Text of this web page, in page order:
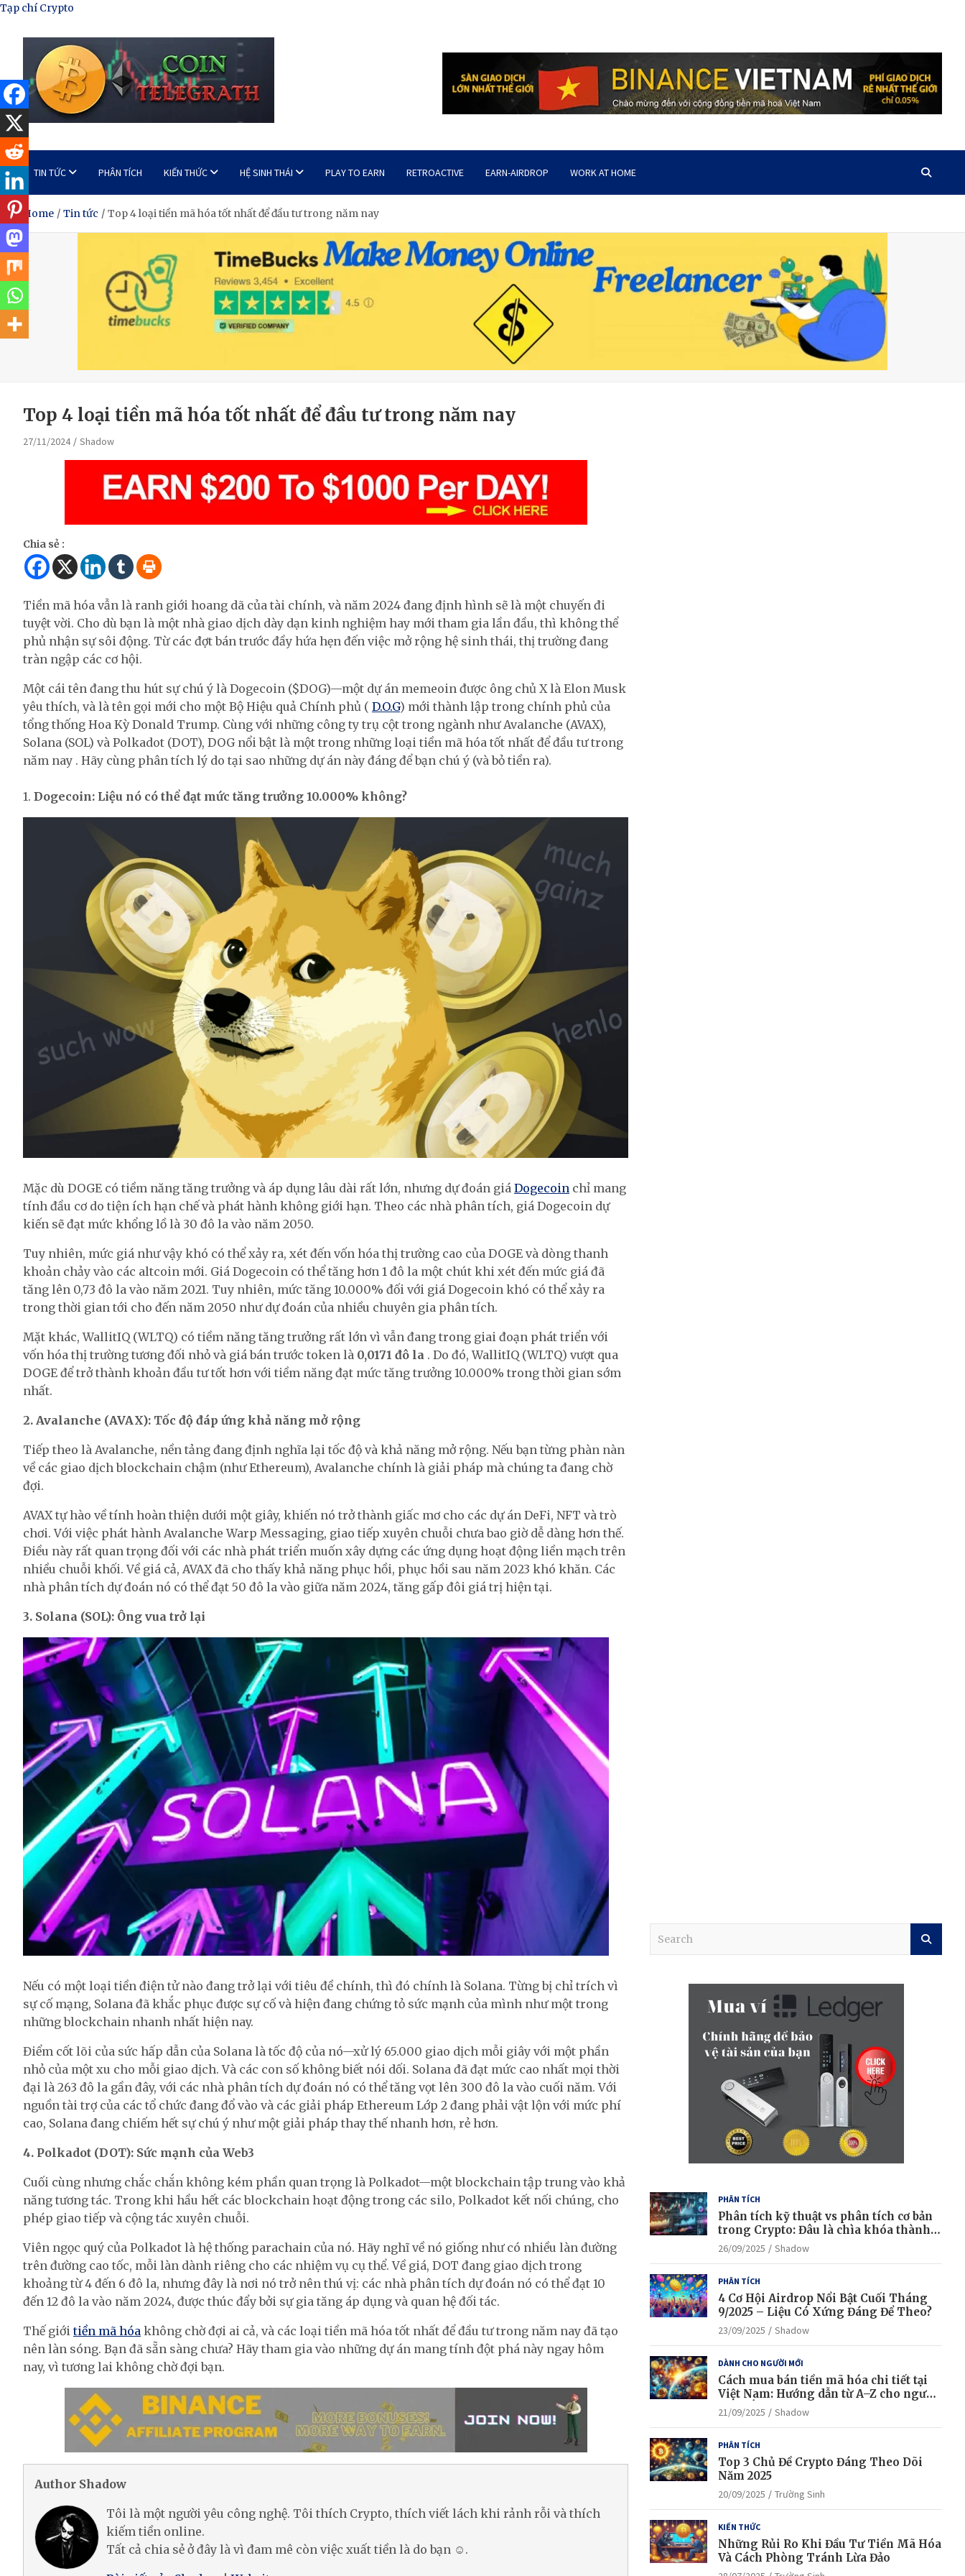
Skip
content
Tạp chí Crypto
Tạp Chí Tiền Mã Hóa
Kênh thông tin tổng hợp về tiền mã hóa
TIN TỨC PHÂN TÍCH KIẾN THỨC HỆ SINH THÁI PLAY TO EARN RETROACTIVE EARN-AIRDROP WORK AT HOME
Home Tin tức Top 4 loại tiền mã hóa tốt nhất để đầu tư trong năm nay
Top 4 loại tiền mã hóa tốt nhất để đầu tư trong năm nay
27/11/2024 Shadow
Chia sẻ :
Tiền mã hóa vẫn là ranh giới hoang dã của tài chính, và năm 2024 đang định hình sẽ là một chuyến đi
tuyệt vời. Cho dù bạn là một nhà giao dịch dày dạn kinh nghiệm hay mới tham gia lần đầu, thì không thể
phủ nhận sự sôi động. Từ các đợt bán trước đầy hứa hẹn đến việc mở rộng hệ sinh thái, thị trường đang
tràn ngập các cơ hội.
Một cái tên đang thu hút sự chú ý là Dogecoin ($DOG)—một dự án memeoin được ông chủ X là Elon Musk
yêu thích, và là tên gọi mới cho một Bộ Hiệu quả Chính phủ ( D.O.G) mới thành lập trong chính phủ của
tổng thống Hoa Kỳ Donald Trump. Cùng với những công ty trụ cột trong ngành như Avalanche (AVAX),
Solana (SOL) và Polkadot (DOT), DOG nổi bật là một trong những loại tiền mã hóa tốt nhất để đầu tư trong
năm nay . Hãy cùng phân tích lý do tại sao những dự án này đáng để bạn chú ý (và bỏ tiền ra).
1. Dogecoin: Liệu nó có thể đạt mức tăng trưởng 10.000% không?
Mặc dù DOGE có tiềm năng tăng trưởng và áp dụng lâu dài rất lớn, nhưng dự đoán giá Dogecoin chỉ mang
tính đầu cơ do tiện ích hạn chế và phát hành không giới hạn. Theo các nhà phân tích, giá Dogecoin dự
kiến ​​sẽ đạt mức khổng lồ là 30 đô la vào năm 2050.
Tuy nhiên, mức giá như vậy khó có thể xảy ra, xét đến vốn hóa thị trường cao của DOGE và dòng thanh
khoản chảy vào các altcoin mới. Giá Dogecoin có thể tăng hơn 1 đô la một chút khi xét đến mức giá đã
tăng lên 0,73 đô la vào năm 2021. Tuy nhiên, mức tăng 10.000% đối với giá Dogecoin khó có thể xảy ra
trong thời gian tới cho đến năm 2050 như dự đoán của nhiều chuyên gia phân tích.
Mặt khác, WallitIQ (WLTQ) có tiềm năng tăng trưởng rất lớn vì vẫn đang trong giai đoạn phát triển với
vốn hóa thị trường tương đối nhỏ và giá bán trước token là 0,0171 đô la . Do đó, WallitIQ (WLTQ) vượt qua
DOGE để trở thành khoản đầu tư tốt hơn với tiềm năng đạt mức tăng trưởng 10.000% trong thời gian sớm
nhất.
2. Avalanche (AVAX): Tốc độ đáp ứng khả năng mở rộng
Tiếp theo là Avalanche, nền tảng đang định nghĩa lại tốc độ và khả năng mở rộng. Nếu bạn từng phàn nàn
về các giao dịch blockchain chậm (như Ethereum), Avalanche chính là giải pháp mà chúng ta đang chờ
đợi.
AVAX tự hào về tính hoàn thiện dưới một giây, khiến nó trở thành giấc mơ cho các dự án DeFi, NFT và trò
chơi. Với việc phát hành Avalanche Warp Messaging, giao tiếp xuyên chuỗi chưa bao giờ dễ dàng hơn thế.
Điều này rất quan trọng đối với các nhà phát triển muốn xây dựng các ứng dụng hoạt động liền mạch trên
nhiều chuỗi khối. Về giá cả, AVAX đã cho thấy khả năng phục hồi, phục hồi sau năm 2023 khó khăn. Các
nhà phân tích dự đoán nó có thể đạt 50 đô la vào giữa năm 2024, tăng gấp đôi giá trị hiện tại.
3. Solana (SOL): Ông vua trở lại
Nếu có một loại tiền điện tử nào đang trở lại với tiêu đề chính, thì đó chính là Solana. Từng bị chỉ trích vì
sự cố mạng, Solana đã khắc phục được sự cố và hiện đang chứng tỏ sức mạnh của mình như một trong
những blockchain nhanh nhất hiện nay.
Điểm cốt lõi của sức hấp dẫn của Solana là tốc độ của nó—xử lý 65.000 giao dịch mỗi giây với một phần
nhỏ của một xu cho mỗi giao dịch. Và các con số không biết nói dối. Solana đã đạt mức cao nhất mọi thời
đại là 263 đô la gần đây, với các nhà phân tích dự đoán nó có thể tăng vọt lên 300 đô la vào cuối năm. Với
nguồn tài trợ của các tổ chức đang đổ vào và các giải pháp Ethereum Lớp 2 đang phải vật lộn với mức phí
cao, Solana đang chiếm hết sự chú ý như một giải pháp thay thế nhanh hơn, rẻ hơn.
4. Polkadot (DOT): Sức mạnh của Web3
Cuối cùng nhưng chắc chắn không kém phần quan trọng là Polkadot—một blockchain tập trung vào khả
năng tương tác. Trong khi hầu hết các blockchain hoạt động trong các silo, Polkadot kết nối chúng, cho
phép giao tiếp và cộng tác xuyên chuỗi.
Viên ngọc quý của Polkadot là hệ thống parachain của nó. Hãy nghĩ về nó giống như có nhiều làn đường
trên đường cao tốc, mỗi làn dành riêng cho các nhiệm vụ cụ thể. Về giá, DOT đang giao dịch trong
khoảng từ 4 đến 6 đô la, nhưng đây là nơi nó trở nên thú vị: các nhà phân tích dự đoán nó có thể đạt 10
đến 12 đô la vào năm 2024, được thúc đẩy bởi sự gia tăng áp dụng và quan hệ đối tác.
Thế giớitiền mã hóa không chờ đợi ai cả, và các loại tiền mã hóa tốt nhất để đầu tư trong năm nay đã tạo
nên làn sóng. Bạn đã sẵn sàng chưa? Hãy tham gia vào những dự án mang tính đột phá này ngay hôm
nay, vì tương lai không chờ đợi bạn.
Author Shadow
Tôi là một người yêu công nghệ. Tôi thích Crypto, thích viết lách khi rảnh rỗi và thích
kiếm tiền online.
Tất cả chia sẻ ở đây là vì đam mê còn việc xuất tiền là do bạn ☺.
PHÂN TÍCH
Phân tích kỹ thuật vs phân tích cơ bản
trong Crypto: Đâu là chìa khóa thành
công?
26/09/2025 Shadow
PHÂN TÍCH
4 Cơ Hội Airdrop Nổi Bật Cuối Tháng
9/2025 – Liệu Có Xứng Đáng Để Theo?
23/09/2025 Shadow
DÀNH CHO NGƯỜI MỚI
Cách mua bán tiền mã hóa chi tiết tại
Việt Nam: Hướng dẫn từ A–Z cho người
mới bắt đầu
21/09/2025 Shadow
PHÂN TÍCH
Top 3 Chủ Đề Crypto Đáng Theo Dõi
Năm 2025
20/09/2025 Trường Sinh
KIẾN THỨC
Những Rủi Ro Khi Đầu Tư Tiền Mã Hóa
Và Cách Phòng Tránh Lừa Đảo